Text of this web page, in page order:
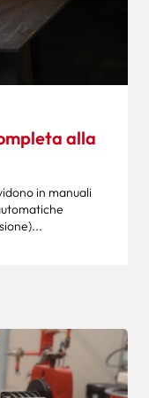
alla
in manuali